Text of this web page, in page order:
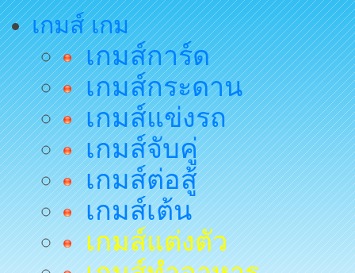
เกมส์ เกม
เกมส์การ์ด
เกมส์กระดาน
เกมส์แข่งรถ
เกมส์จับคู่
เกมส์ต่อสู้
เกมส์เต้น
เกมส์แต่งตัว